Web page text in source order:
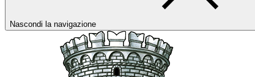
Nascondi la navigazione